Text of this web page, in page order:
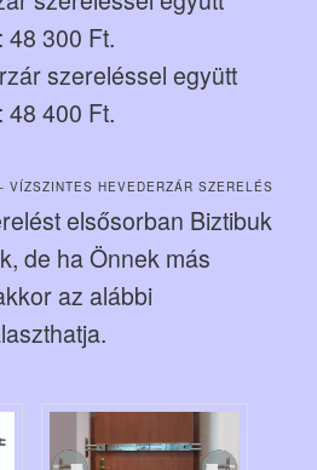
48 300 Ft.
szereléssel együtt
48 400 Ft.
VÍZSZINTES HEVEDERZÁR SZERELÉS
elsősorban Biztibuk
de ha Önnek más
az alábbi